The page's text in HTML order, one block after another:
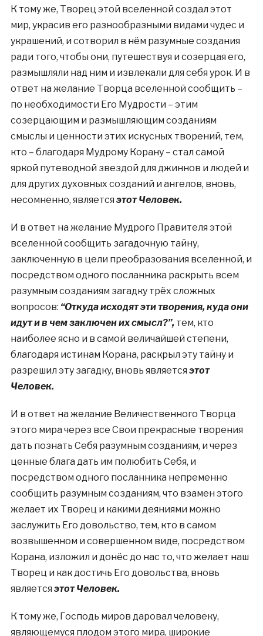
К тому же, Творец этой вселенной создал этот
мир, украсив его разнообразными видами чудес и
украшений, и сотворил в нём разумные создания
ради того, чтобы они, путешествуя и созерцая его,
размышляли над ним и извлекали для себя урок. И в
ответ на желание Творца вселенной сообщить –
по необходимости Его Мудрости – этим
созерцающим и размышляющим созданиям
смыслы и ценности этих искусных творений, тем,
кто – благодаря Мудрому Корану – стал самой
яркой путеводной звездой для джиннов и людей и
для других духовных созданий и ангелов, вновь,
несомненно, является этот Человек.
И в ответ на желание Мудрого Правителя этой
вселенной сообщить загадочную тайну,
заключенную в цели преобразования вселенной, и
посредством одного посланника раскрыть всем
разумным созданиям загадку трёх сложных
вопросов: “Откуда исходят эти творения, куда они
идут и в чем заключен их смысл?”, тем, кто
наиболее ясно и в самой величайшей степени,
благодаря истинам Корана, раскрыл эту тайну и
разрешил эту загадку, вновь является этот
Человек.
И в ответ на желание Величественного Творца
этого мира через все Свои прекрасные творения
дать познать Себя разумным созданиям, и через
ценные блага дать им полюбить Себя, и
посредством одного посланника непременно
сообщить разумным созданиям, что взамен этого
желает их Творец и какими деяниями можно
заслужить Его довольство, тем, кто в самом
возвышенном и совершенном виде, посредством
Корана, изложил и донёс до нас то, что желает наш
Творец и как достичь Его довольства, вновь
является этот Человек.
К тому же, Господь миров даровал человеку,
являющемуся плодом этого мира, широкие